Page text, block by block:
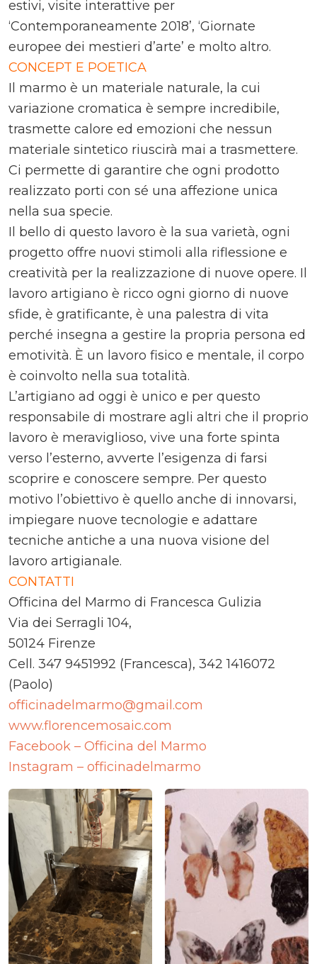
estivi, visite interattive per
‘Contemporaneamente 2018’, ‘Giornate
europee dei mestieri d’arte’ e molto altro.
CONCEPT E POETICA
Il marmo è un materiale naturale, la cui
variazione cromatica è sempre incredibile,
trasmette calore ed emozioni che nessun
materiale sintetico riuscirà mai a trasmettere.
Ci permette di garantire che ogni prodotto
realizzato porti con sé una affezione unica
nella sua specie.
Il bello di questo lavoro è la sua varietà, ogni
progetto offre nuovi stimoli alla riflessione e
creatività per la realizzazione di nuove opere. Il
lavoro artigiano è ricco ogni giorno di nuove
sfide, è gratificante, è una palestra di vita
perché insegna a gestire la propria persona ed
emotività. È un lavoro fisico e mentale, il corpo
è coinvolto nella sua totalità.
L’artigiano ad oggi è unico e per questo
responsabile di mostrare agli altri che il proprio
lavoro è meraviglioso, vive una forte spinta
verso l’esterno, avverte l’esigenza di farsi
scoprire e conoscere sempre. Per questo
motivo l’obiettivo è quello anche di innovarsi,
impiegare nuove tecnologie e adattare
tecniche antiche a una nuova visione del
lavoro artigianale.
CONTATTI
Officina del Marmo di Francesca Gulizia
Via dei Serragli 104,
50124 Firenze
Cell. 347 9451992 (Francesca), 342 1416072
(Paolo)
officinadelmarmo@gmail.com
www.florencemosaic.com
Facebook – Officina del Marmo
Instagram – officinadelmarmo